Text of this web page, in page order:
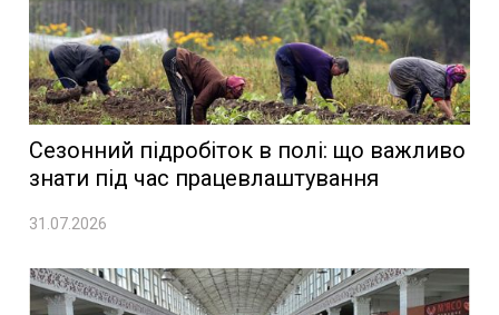
Сезонний підробіток в полі: що важливо
знати під час працевлаштування
31.07.2026